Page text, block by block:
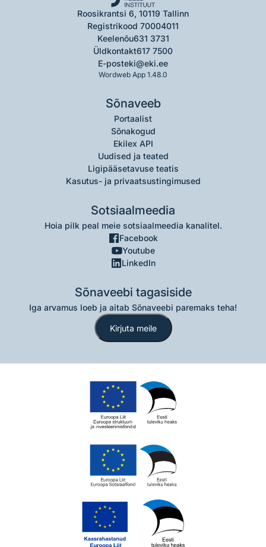
Roosikrantsi 6, 10119 Tallinn
Registrikood 70004011
Keelenõu631 3731
Üldkontakt617 7500
E-posteki@eki.ee
Wordweb App 1.48.0
Sõnaveeb
Portaalist
Sõnakogud
Ekilex API
Uudised ja teated
Ligipääsetavuse teatis
Kasutus- ja privaatsustingimused
Sotsiaalmeedia
Hoia pilk peal meie sotsiaalmeedia kanalitel.
Facebook
Youtube
LinkedIn
Sõnaveebi tagasiside
Iga arvamus loeb ja aitab Sõnaveebi paremaks teha!
Kirjuta meile